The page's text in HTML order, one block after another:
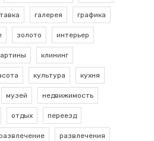
галерея графика
золото интерьер
клининг
культура кухня
музей недвижимость
отдых переезд
развлечения